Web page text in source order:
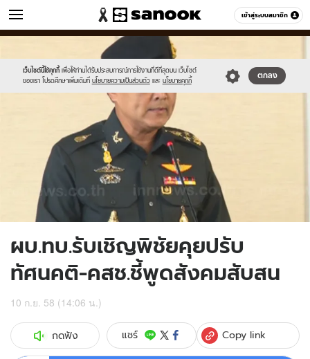
เข้าสู่ระบบสมาชิก
ข่าว หมวดอื่นๆ
เว็บไซต์นี้ใช้คุกกี้ เพื่อให้ท่านได้รับประสบการณ์การใช้งานที่ดีที่สุดบน เว็บไซต์
ของเรา โปรดศึกษาเพิ่มเติมที่ นโยบายความเป็นส่วนตัว และ นโยบายคุกกี้
ตกลง
//s.isanook.com/sr/0/images/logo-
new-
sanook.png
//s.isanook.com/ns/0/ud/372/1863130/644993-
01.jpg
ผบ.ทบ.รับเชิญพิชัยคุยปรับ
ทัศนคติ-คสช.ชี้พูดสังคมสับสน
10 ก.ย. 58 (14:06 น.)
กดฟัง แชร์ Copy link